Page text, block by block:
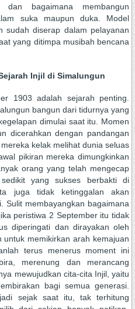
dan bagaimana membangun
suka maupun duka. Model
diserap dalam pelayanan
yang ditimpa musibah bencana
Injil di Simalungun
1903 adalah sejarah penting.
bangun dari tidurnya yang
dimulai saat itu. Momen
dicerahkan dengan pandangan
kelak melihat dunia seluas
pikiran mereka dimungkinkan
orang yang telah mengecap
yang sukses berbakti di
juga tidak ketinggalan akan
Sulit membayangkan bagaimana
peristiwa 2 September itu tidak
diperingati dan dirayakan oleh
untuk memikirkan arah kemajuan
terus menerus moment ini
merenung dan merancang
mewujudkan cita-cita Injil, yaitu
bagi semua generasi.
sejak saat itu, tak terhitung